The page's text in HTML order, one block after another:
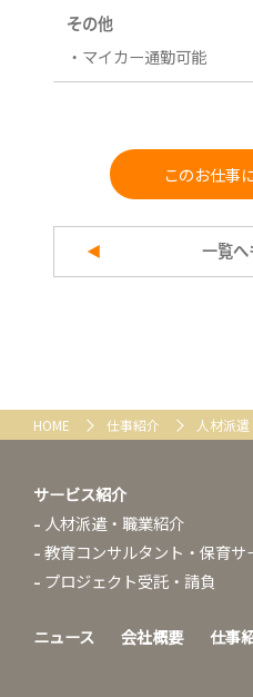
その他
・マイカー通勤可能
このお仕事
一覧へ
HOME 仕事紹介 人材派遣
サービス紹介
人材派遣・職業紹介
教育コンサルタント・保育サ
プロジェクト受託・請負
ニュース 会社概要 仕事